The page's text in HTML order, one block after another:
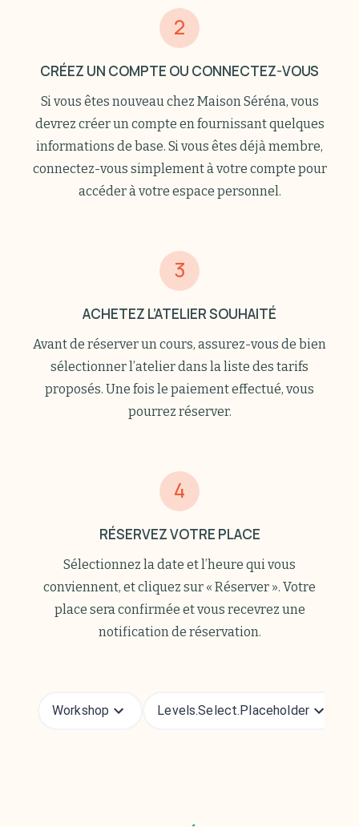
2
CRÉEZ UN COMPTE OU CONNECTEZ-VOUS
Si vous êtes nouveau chez Maison Séréna, vous
devrez créer un compte en fournissant quelques
informations de base. Si vous êtes déjà membre,
connectez-vous simplement à votre compte pour
accéder à votre espace personnel.
3
ACHETEZ L’ATELIER SOUHAITÉ
Avant de réserver un cours, assurez-vous de bien
sélectionner l’atelier dans la liste des tarifs
proposés. Une fois le paiement effectué, vous
pourrez réserver.
4
RÉSERVEZ VOTRE PLACE
Sélectionnez la date et l’heure qui vous
conviennent, et cliquez sur « Réserver ». Votre
place sera confirmée et vous recevrez une
notification de réservation.